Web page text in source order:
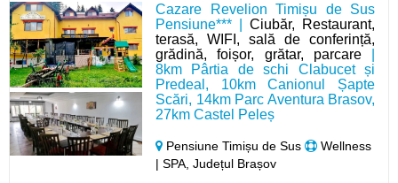
Cazare Revelion Timișu de Sus
Pensiune*** |Ciubăr, Restaurant,
terasă, WIFI, sală de conferință,
grădină, foișor, grătar, parcare|
8km Pârtia de schi Clabucet și
Predeal, 10km Canionul Șapte
Scări, 14km Parc Aventura Brasov,
27km Castel Peleș
Pensiune Timișu de Sus
Wellness
| SPA, Județul Brașov